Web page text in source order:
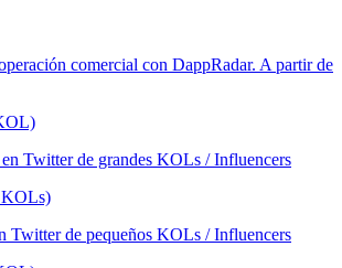
comercial con DappRadar. A partir de
Twitter de grandes KOLs / Influencers
KOLs)
Twitter de pequeños KOLs / Influencers